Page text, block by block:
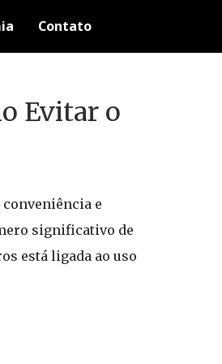
Contato
Evitar o
e
significativo de
está ligada ao uso